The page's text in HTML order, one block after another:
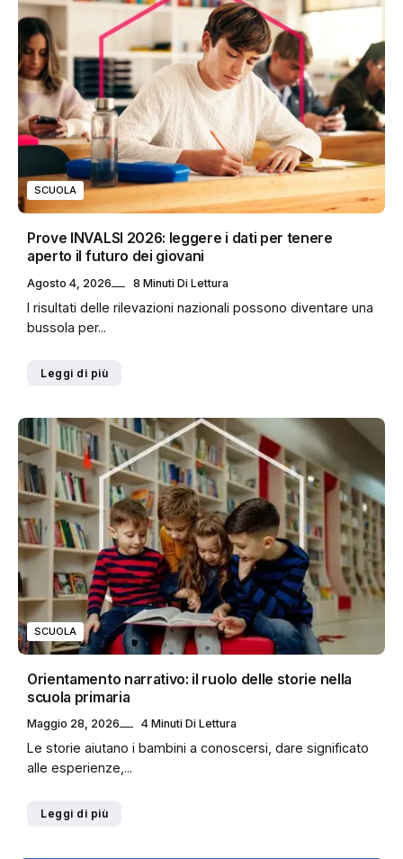
SCUOLA
Prove INVALSI 2026: leggere i dati per tenere
aperto il futuro dei giovani
Agosto 4, 2026 8 Minuti Di Lettura
I risultati delle rilevazioni nazionali possono diventare una
bussola per...
Leggi di più
SCUOLA
Orientamento narrativo: il ruolo delle storie nella
scuola primaria
Maggio 28, 2026 4 Minuti Di Lettura
Le storie aiutano i bambini a conoscersi, dare significato
alle esperienze,...
Leggi di più